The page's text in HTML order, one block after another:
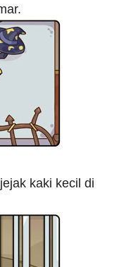
kaki kecil di